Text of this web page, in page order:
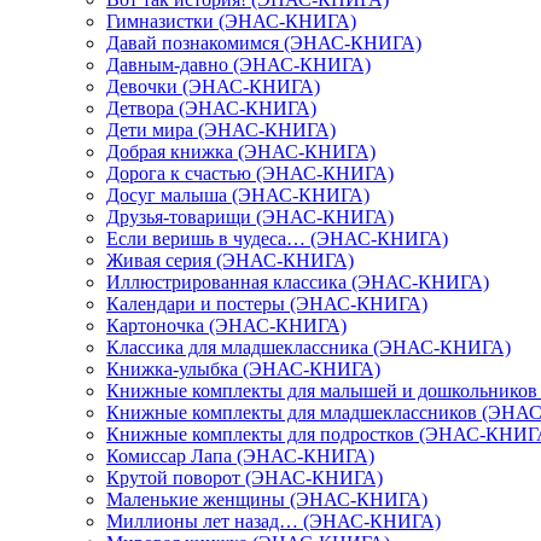
Гимназистки (ЭНАС-КНИГА)
Давай познакомимся (ЭНАС-КНИГА)
Давным-давно (ЭНАС-КНИГА)
Девочки (ЭНАС-КНИГА)
Детвора (ЭНАС-КНИГА)
Дети мира (ЭНАС-КНИГА)
Добрая книжка (ЭНАС-КНИГА)
Дорога к счастью (ЭНАС-КНИГА)
Досуг малыша (ЭНАС-КНИГА)
Друзья-товарищи (ЭНАС-КНИГА)
Если веришь в чудеса… (ЭНАС-КНИГА)
Живая серия (ЭНАС-КНИГА)
Иллюстрированная классика (ЭНАС-КНИГА)
Календари и постеры (ЭНАС-КНИГА)
Картоночка (ЭНАС-КНИГА)
Классика для младшеклассника (ЭНАС-КНИГА)
Книжка-улыбка (ЭНАС-КНИГА)
Книжные комплекты для малышей и
Книжные комплекты для младшеклассников
Книжные комплекты для подростков (ЭНАС-
Комиссар Лапа (ЭНАС-КНИГА)
Крутой поворот (ЭНАС-КНИГА)
Маленькие женщины (ЭНАС-КНИГА)
Миллионы лет назад… (ЭНАС-КНИГА)